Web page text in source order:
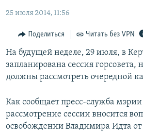
главной
Вернутся
поиску
11 ЛЕТ ОККУПАЦИИ КРЫМА. 11 ИСТОРИЙ
ЕЩЕ
ИНТЕРАКТИВ
ИНФОГРАФИКА
ТЕЛЕПРОЕКТ КРЫМ.РЕАЛИИ
ПРОПАВШИЕ БЕЗ ВЕСТИ
ПОБЕДИТЕЛЕЙ НЕ СУДЯТ?
РАДІО СВОБОДА
КАК ОБОЙТИ БЛОКИРОВКУ
Українською
Qırımtatar
ПРИСОЕДИНЯЙТЕСЬ!
25 июля 2014, 11:56
Поделиться Читать без VPN
На будущей неделе, 29 июля, в
запланирована сессия горсовета,
должны рассмотреть очередной
Как сообщает пресс-служба
рассмотрение сессии вносится
освобождении Владимира Идта